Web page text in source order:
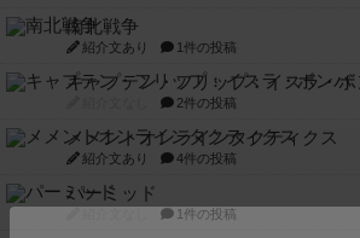
南北戦争
紹介文あり 1件の投稿
キャプテン・フリップ：イスラ・ボ
2件の投稿
メメントオンラインタクティクス
紹介文あり 4件の投稿
パーミッド
1件の投稿